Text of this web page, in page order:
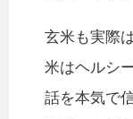
玄米も実際
米はヘルシ
話を本気で